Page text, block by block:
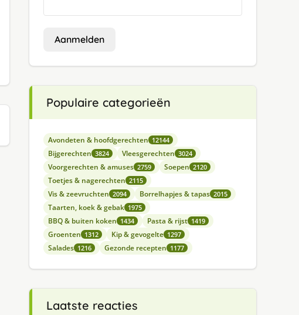
Aanmelden
Populaire categorieën
Avondeten & hoofdgerechten 12144
Bijgerechten 3824 Vleesgerechten 3024
Voorgerechten & amuses 2759 Soepen 2120
Toetjes & nagerechten 2115
Vis & zeevruchten 2094 Borrelhapjes & tapas 2015
Taarten, koek & gebak 1975
BBQ & buiten koken 1434 Pasta & rijst 1419
Groenten 1312 Kip & gevogelte 1297
Salades 1216 Gezonde recepten 1177
Laatste reacties